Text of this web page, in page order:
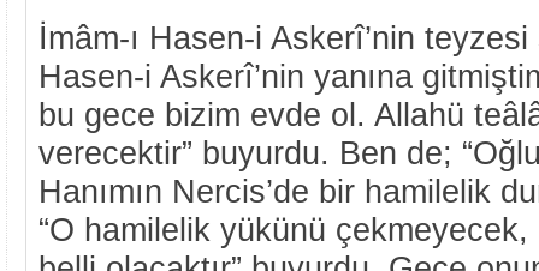
İmâm-ı Hasen-i Askerî’nin
Hasen-i Askerî’nin yanına
bu gece bizim evde ol. Allahü
verecektir” buyurdu. Ben de;
Hanımın Nercis’de bir hamilelik
“O hamilelik yükünü